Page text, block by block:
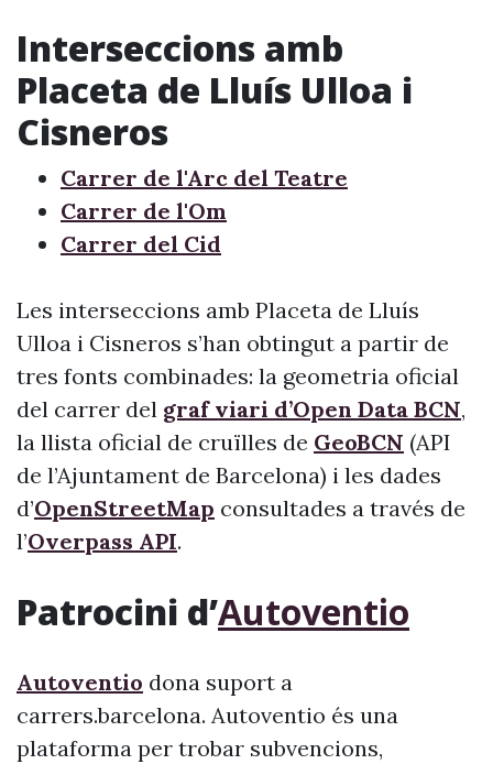
Interseccions amb
Placeta de Lluís Ulloa i
Cisneros
Carrer de l'Arc del Teatre
Carrer de l'Om
Carrer del Cid
Les interseccions amb Placeta de Lluís
Ulloa i Cisneros s’han obtingut a partir de
tres fonts combinades: la geometria oficial
del carrer del graf viari d’Open Data BCN,
la llista oficial de cruïlles de GeoBCN (API
de l’Ajuntament de Barcelona) i les dades
d’OpenStreetMap consultades a través de
l’Overpass API.
Patrocini d’Autoventio
Autoventio dona suport a
carrers.barcelona. Autoventio és una
plataforma per trobar subvencions,